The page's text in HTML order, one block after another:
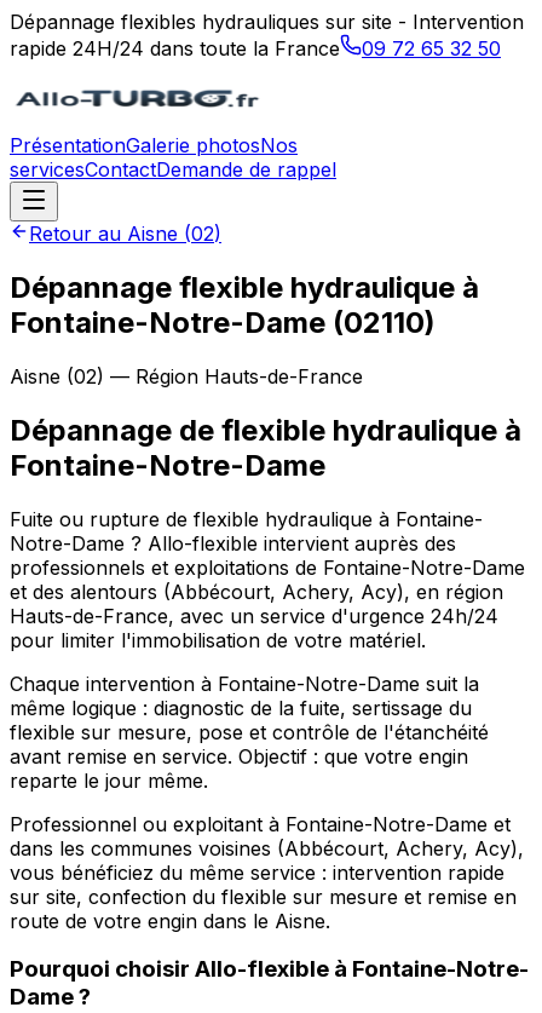
Dépannage flexibles hydrauliques sur site - Intervention
rapide 24H/24 dans toute la France
09 72 65 32 50
PrésentationGalerie photosNos
servicesContactDemande de rappel
Retour au Aisne (02)
Dépannage flexible hydraulique à
Fontaine-Notre-Dame (02110)
Aisne (02) — Région Hauts-de-France
Dépannage de flexible hydraulique à
Fontaine-Notre-Dame
Fuite ou rupture de flexible hydraulique à Fontaine-
Notre-Dame ? Allo-flexible intervient auprès des
professionnels et exploitations de Fontaine-Notre-Dame
et des alentours (Abbécourt, Achery, Acy), en région
Hauts-de-France, avec un service d'urgence 24h/24
pour limiter l'immobilisation de votre matériel.
Chaque intervention à Fontaine-Notre-Dame suit la
même logique : diagnostic de la fuite, sertissage du
flexible sur mesure, pose et contrôle de l'étanchéité
avant remise en service. Objectif : que votre engin
reparte le jour même.
Professionnel ou exploitant à Fontaine-Notre-Dame et
dans les communes voisines (Abbécourt, Achery, Acy),
vous bénéficiez du même service : intervention rapide
sur site, confection du flexible sur mesure et remise en
route de votre engin dans le Aisne.
Pourquoi choisir Allo-flexible à Fontaine-Notre-
Dame?